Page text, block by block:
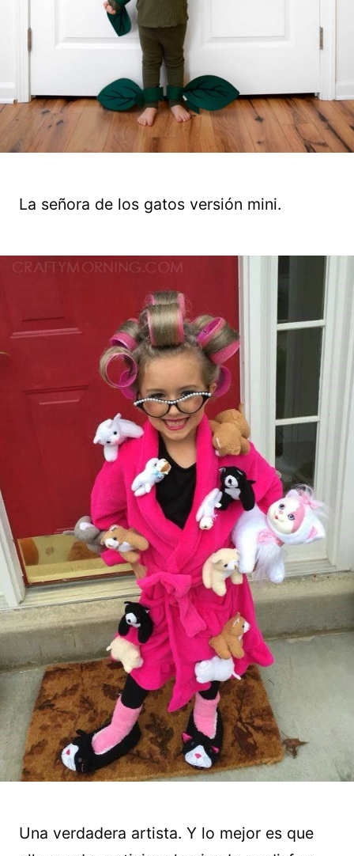
La señora de los gatos versión mini.
Una verdadera artista. Y lo mejor es que